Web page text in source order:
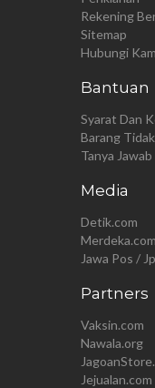
Rekening
Sitemap
Hubungi
Bantuan
Syarat Dan
Barang
Tanya Jawab
Media
Detik.com
Merdeka.com
Jawa Pos /
Partners
Vaksin.com
Nawala.org
Jejualan.com